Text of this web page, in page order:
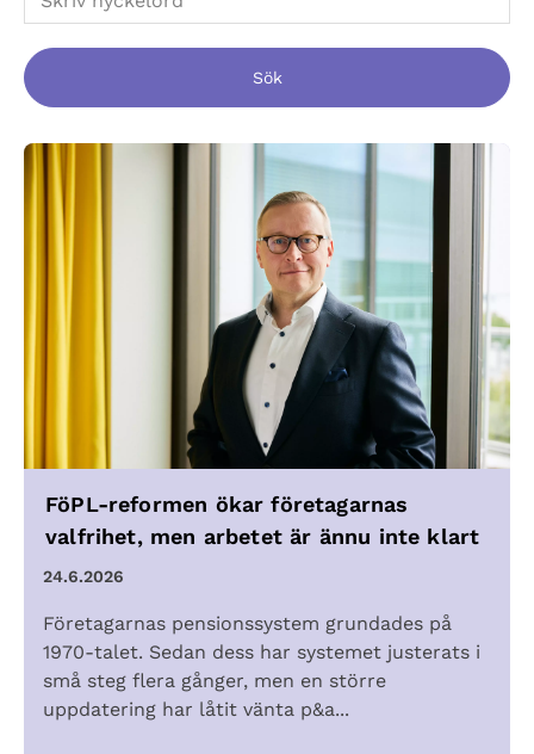
Sök
FöPL-reformen ökar företagarnas
valfrihet, men arbetet är ännu inte klart
24.6.2026
Företagarnas pensionssystem grundades på
1970-talet. Sedan dess har systemet justerats i
små steg flera gånger, men en större
uppdatering har låtit vänta p&a...